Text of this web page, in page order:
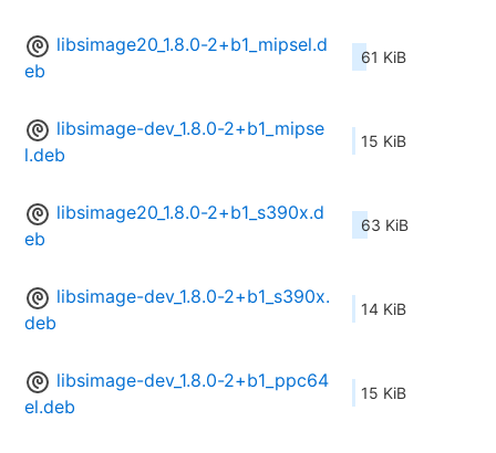
libsimage20_1.8.0-2+b1_mipsel.d
eb
61 KiB
libsimage-dev_1.8.0-2+b1_mipse
l.deb
15 KiB
libsimage20_1.8.0-2+b1_s390x.d
eb
63 KiB
libsimage-dev_1.8.0-2+b1_s390x.
deb
14 KiB
libsimage-dev_1.8.0-2+b1_ppc64
el.deb
15 KiB